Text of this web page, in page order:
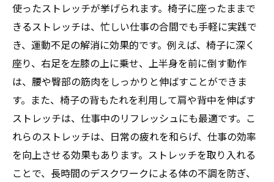
デスク作業の合間に取り入れたいストレッ
チ
簡単にできるストレッチで仕事効率をアッ
プ
職場で手軽に試せるストレッチで腰痛予防
椅子に座ったままできる腰ストレッチ
腰痛に効くオフィス用ストレッチ
腰痛を防ぐためのデスク作業習慣
腰の負担を軽減するストレッチ法
使ったストレッチが挙げられます。椅子に座ったままで
きるストレッチは、忙しい仕事の合間でも手軽に実践で
き、運動不足の解消に効果的です。例えば、椅子に深く
座り、右足を左膝の上に乗せ、上半身を前に倒す動作
は、腰や臀部の筋肉をしっかりと伸ばすことができま
す。また、椅子の背もたれを利用して肩や背中を伸ばす
ストレッチは、仕事中のリフレッシュにも最適です。こ
れらのストレッチは、日常の疲れを和らげ、仕事の効率
を向上させる効果もあります。ストレッチを取り入れる
ことで、長時間のデスクワークによる体の不調を防ぎ、